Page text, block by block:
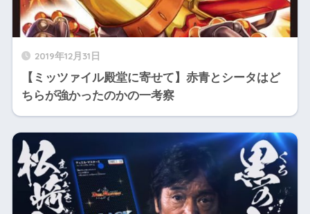
2019年12月31日
【ミッツァイル殿堂に寄せて】赤青とシータはど
ちらが強かったのかの一考察